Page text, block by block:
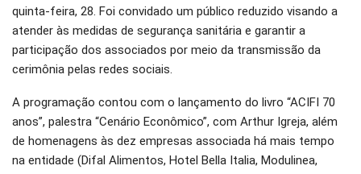
quinta-feira, 28. Foi convidado um público reduzido visando a
atender às medidas de segurança sanitária e garantir a
participação dos associados por meio da transmissão da
cerimônia pelas redes sociais.
A programação contou com o lançamento do livro “ACIFI 70
anos”, palestra “Cenário Econômico”, com Arthur Igreja, além
de homenagens às dez empresas associada há mais tempo
na entidade (Difal Alimentos, Hotel Bella Italia, Modulinea,